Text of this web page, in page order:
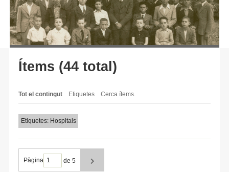
Ítems (44 total)
Tot el contingut Etiquetes Cerca ítems.
Etiquetes: Hospitals
Pàgina de 5